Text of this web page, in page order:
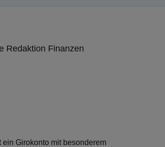
Redaktion Finanzen
Girokonto mit besonderem